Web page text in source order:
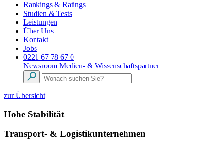
Rankings & Ratings
Studien & Tests
Leistungen
Über Uns
Kontakt
Jobs
0221 67 78 67 0
Newsroom Medien- & Wissenschaftspartner
zur Übersicht
Hohe Stabilität
Transport- & Logistikunternehmen